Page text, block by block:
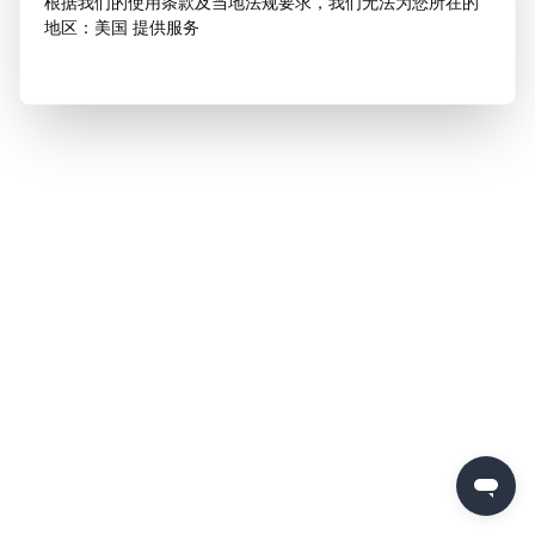
地区：美国 提供服务